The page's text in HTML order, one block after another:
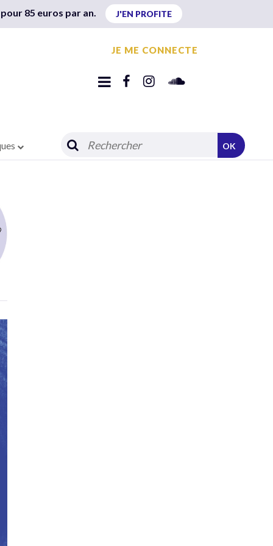
85 euros par an. J'EN PROFITE
JE ME CONNECTE
OK